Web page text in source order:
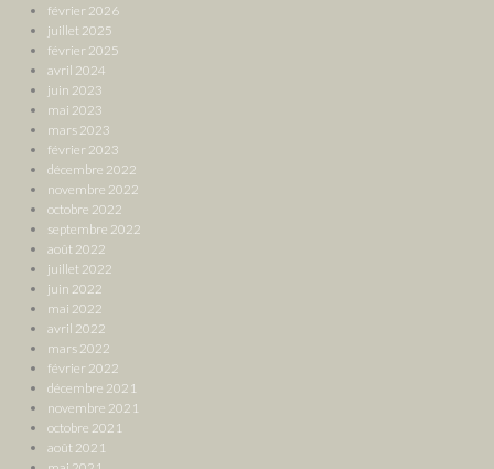
février 2026
juillet 2025
février 2025
avril 2024
juin 2023
mai 2023
mars 2023
février 2023
décembre 2022
novembre 2022
octobre 2022
septembre 2022
août 2022
juillet 2022
juin 2022
mai 2022
avril 2022
mars 2022
février 2022
décembre 2021
novembre 2021
octobre 2021
août 2021